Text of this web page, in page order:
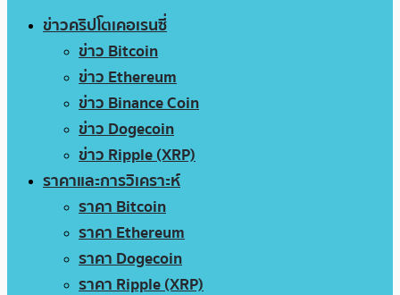
ข่าวคริปโตเคอเรนซี่
ข่าว Bitcoin
ข่าว Ethereum
ข่าว Binance Coin
ข่าว Dogecoin
ข่าว Ripple (XRP)
ราคาและการวิเคราะห์
ราคา Bitcoin
ราคา Ethereum
ราคา Dogecoin
ราคา Ripple (XRP)